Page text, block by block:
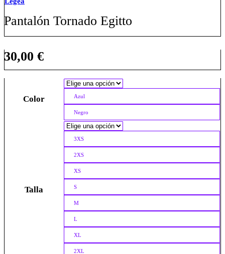
Pantalón Tornado Egitto
30,00 €
Color Azul
Negro
Talla
3XS
2XS
XS
S
M
L
XL
2XL